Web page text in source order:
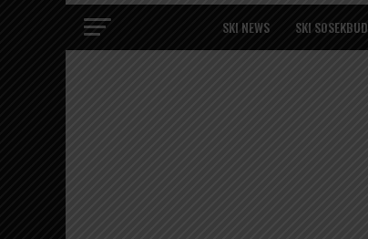
SKI NEWS SKI SOSEKBUD